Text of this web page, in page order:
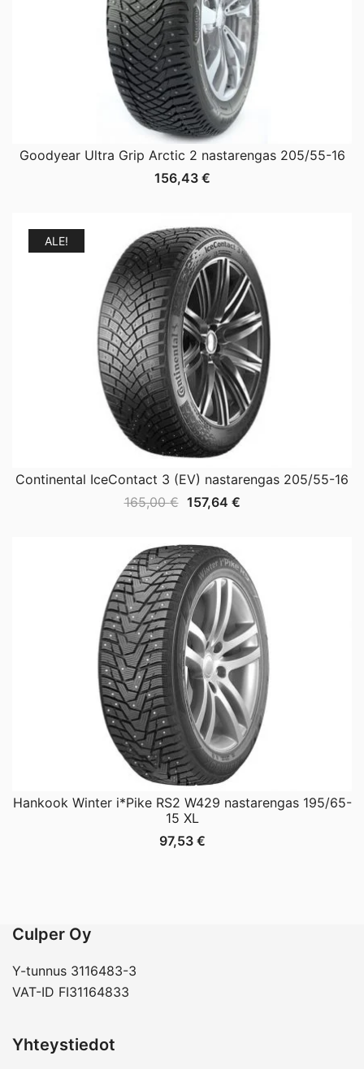
Goodyear Ultra Grip Arctic 2 nastarengas 205/55-16
156,43 €
ALE!
Continental IceContact 3 (EV) nastarengas 205/55-16
165,00€ Alkuperäinen
oli:
165,00 €.
157,64 €Nykyinen
157,64 €.
Hankook Winter i*Pike RS2 W429 nastarengas 195/65-
15 XL
97,53 €
Culper Oy
Y-tunnus 3116483-3
VAT-ID FI31164833
Yhteystiedot